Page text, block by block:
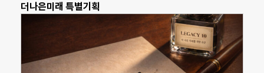
더나은미래 특별기획